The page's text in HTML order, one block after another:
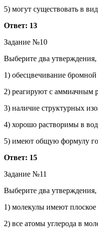
5) могут существовать в
Ответ: 13
Задание №10
Выберите два
1) обесцвечивание
2) реагируют с аммиачным
3) наличие структурных
4) хорошо растворимы в
5) имеют общую формулу
Ответ: 15
Задание №11
Выберите два
1) молекулы имеют плоское
2) все атомы углерода в